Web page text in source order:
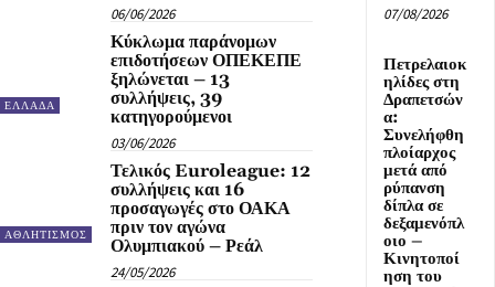
06/06/2026
ΕΛΛΑΔΑ
Κύκλωμα παράνομων
επιδοτήσεων ΟΠΕΚΕΠΕ
ξηλώνεται – 13
συλλήψεις, 39
κατηγορούμενοι
03/06/2026
ΑΘΛΗΤΙΣΜΟΣ
Τελικός Euroleague: 12
συλλήψεις και 16
προσαγωγές στο ΟΑΚΑ
πριν τον αγώνα
Ολυμπιακού – Ρεάλ
24/05/2026
07/08/2026
Πετρελαιοκ
ηλίδες στη
Δραπετσών
α:
Συνελήφθη
πλοίαρχος
μετά από
ρύπανση
δίπλα σε
δεξαμενόπλ
οιο –
Κινητοποί
ηση του